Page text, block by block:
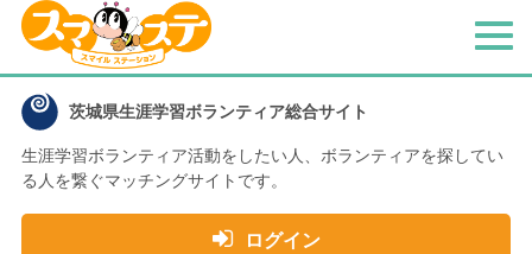
茨城県生涯学習ボランティア総合サイト
生涯学習ボランティア活動をしたい人、 ボランティアを探してい
る人を繋ぐマッチングサイトです。
ログイン
メ